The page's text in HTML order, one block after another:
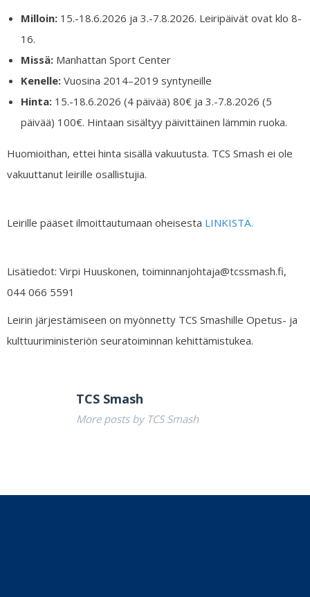
Milloin: 15.-18.6.2026 ja 3.-7.8.2026. Leiripäivät ovat klo 8-
16.
Missä: Manhattan Sport Center
Kenelle: Vuosina 2014–2019 syntyneille
Hinta: 15.-18.6.2026 (4 päivää) 80€ ja 3.-7.8.2026 (5
päivää) 100€. Hintaan sisältyy päivittäinen lämmin ruoka.
Huomioithan, ettei hinta sisällä vakuutusta. TCS Smash ei ole
vakuuttanut leirille osallistujia.
Leirille pääset ilmoittautumaan oheisesta LINKISTÄ.
Lisätiedot: Virpi Huuskonen, toiminnanjohtaja@tcssmash.fi,
044 066 5591
Leirin järjestämiseen on myönnetty TCS Smashille Opetus- ja
kulttuuriministeriön seuratoiminnan kehittämistukea.
TCS Smash
More posts by TCS Smash